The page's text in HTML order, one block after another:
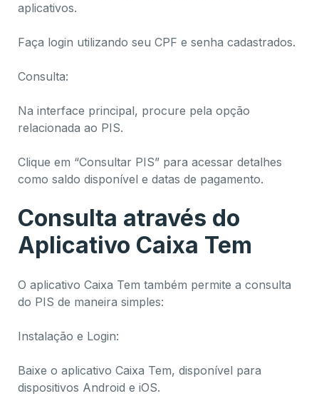
aplicativos.
Faça login utilizando seu CPF e senha cadastrados.
Consulta:
Na interface principal, procure pela opção
relacionada ao PIS.
Clique em “Consultar PIS” para acessar detalhes
como saldo disponível e datas de pagamento.
Consulta através do
Aplicativo Caixa Tem
O aplicativo Caixa Tem também permite a consulta
do PIS de maneira simples:
Instalação e Login:
Baixe o aplicativo Caixa Tem, disponível para
dispositivos Android e iOS.